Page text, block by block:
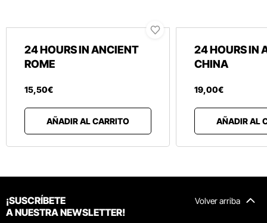
24 HOURS IN ANCIENT
ROME
15,50€
AÑADIR AL CARRITO
24 HOURS IN
CHINA
19,00€
AÑADIR AL
Volver arriba
¡SUSCRÍBETE
A NUESTRA NEWSLETTER!